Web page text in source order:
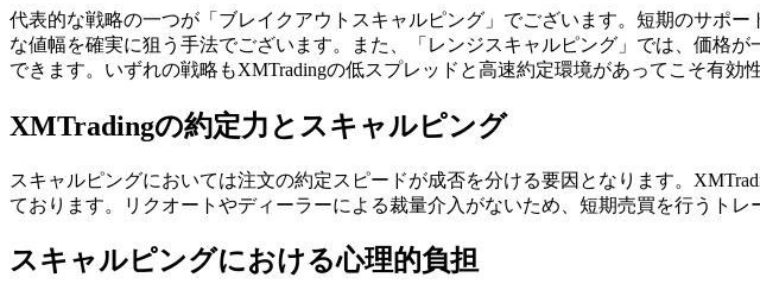
代表的な戦略の一つが「ブレイクアウトスキャルピング」でございます。短期のサポ
な値幅を確実に狙う手法でございます。また、「レンジスキャルピング」では、価格
できます。いずれの戦略もXMTradingの低スプレッドと高速約定環境があってこそ有効
XMTradingの約定力とスキャルピング
スキャルピングにおいては注文の約定スピードが成否を分ける要因となります。
ております。リクオートやディーラーによる裁量介入がないため、短期売買を行うトレ
スキャルピングにおける心理的負担